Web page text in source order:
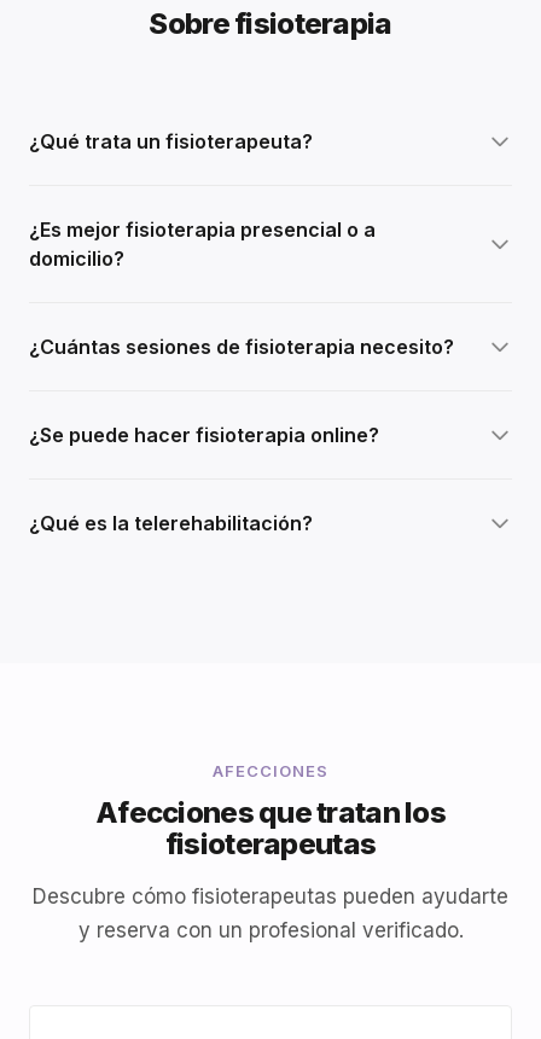
Sobre fisioterapia
¿Qué trata un fisioterapeuta?
¿Es mejor fisioterapia presencial o a
domicilio?
¿Cuántas sesiones de fisioterapia necesito?
¿Se puede hacer fisioterapia online?
¿Qué es la telerehabilitación?
AFECCIONES
Afecciones que tratan los
fisioterapeutas
Descubre cómo fisioterapeutas pueden ayudarte
y reserva con un profesional verificado.